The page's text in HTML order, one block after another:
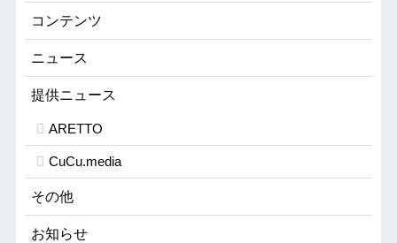
コンテンツ
ニュース
提供ニュース
ARETTO
CuCu.media
その他
お知らせ